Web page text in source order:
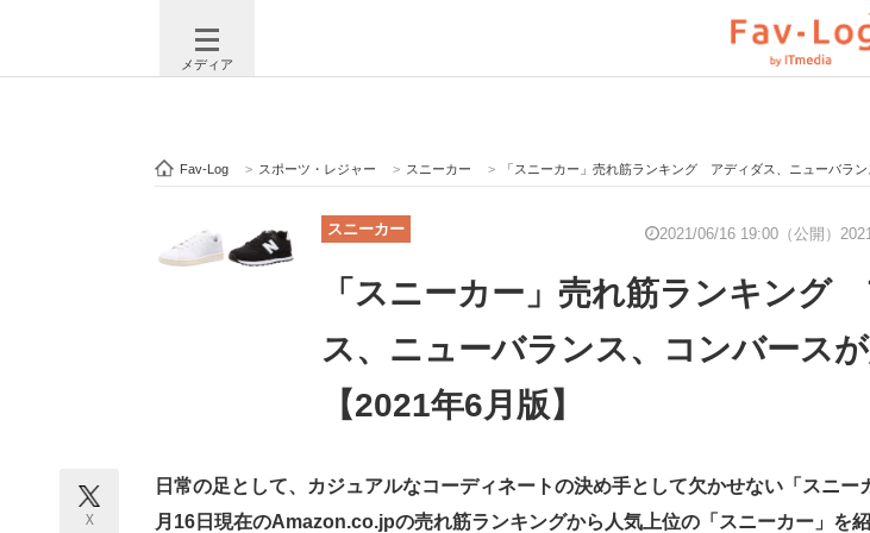
メディア
注目記事を集めた総合ページ ITの今と未来を見通す スマホと通信の最新トレ
ビジネスと働き方のヒント AI活用のいまが分かる 企業ITのトレンドを詳説
ITエンジニア向け専門サイト 企業向けIT製品の総合サイト
モノづくり技術者専門サイト エレクトロニクス専門サイト 電子設計の基本と応用
Fav-Log > スポーツ・レジャー > スニーカー > 「スニーカー」売れ筋ランキング アディダス、ニューバランス、コンバー
スニーカー 2021/06/16 19:00（公開）
「スニーカー」売れ筋ランキング
ス、ニューバランス、コンバース
【2021年6月版】
X
日常の足として、カジュアルなコーディネートの決め手として欠かせない「スニー
月16日現在のAmazon.co.jpの売れ筋ランキングから人気上位の「スニーカー」を紹